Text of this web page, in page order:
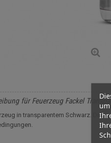
für Feuerzeug Fackel
in transparentem Schwarz.